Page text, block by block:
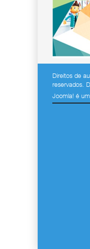
Direitos de
reservados.
Joomla! é